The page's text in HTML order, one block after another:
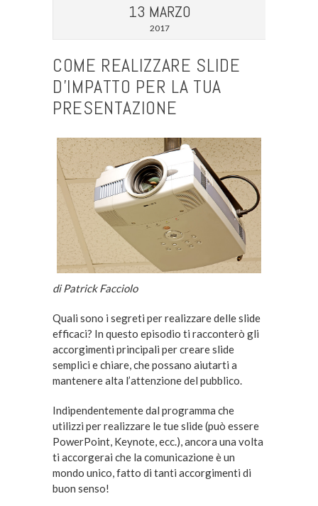
13 MARZO
2017
COME REALIZZARE SLIDE
D’IMPATTO PER LA TUA
PRESENTAZIONE
di Patrick Facciolo
Quali sono i segreti per realizzare delle slide
efficaci? In questo episodio ti racconterò gli
accorgimenti principali per creare slide
semplici e chiare, che possano aiutarti a
mantenere alta l’attenzione del pubblico.
Indipendentemente dal programma che
utilizzi per realizzare le tue slide (può essere
PowerPoint, Keynote, ecc.), ancora una volta
ti accorgerai che la comunicazione è un
mondo unico, fatto di tanti accorgimenti di
buon senso!